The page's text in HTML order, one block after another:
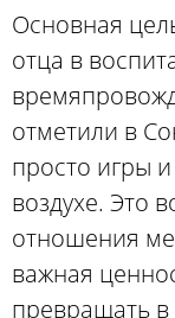
Основная
отца в
отметили в
просто игры
воздухе. Это
отношения
важная
превращать в